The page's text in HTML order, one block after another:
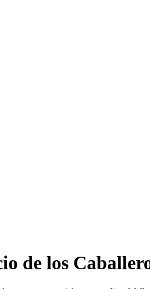
de los